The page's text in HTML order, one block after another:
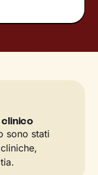
sono stati